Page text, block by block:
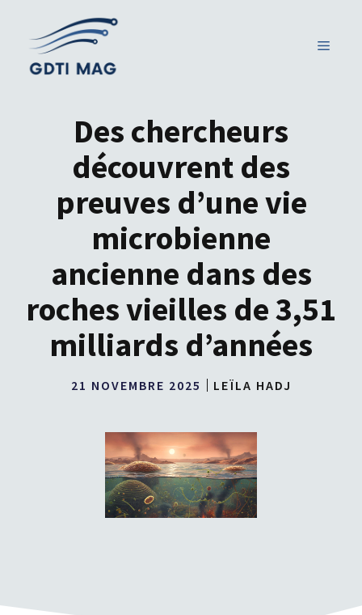
contenu
MENU
Des chercheurs
découvrent des
preuves d’une vie
microbienne
ancienne dans des
roches vieilles de 3,51
milliards d’années
21 NOVEMBRE 2025 LEÏLA HADJ